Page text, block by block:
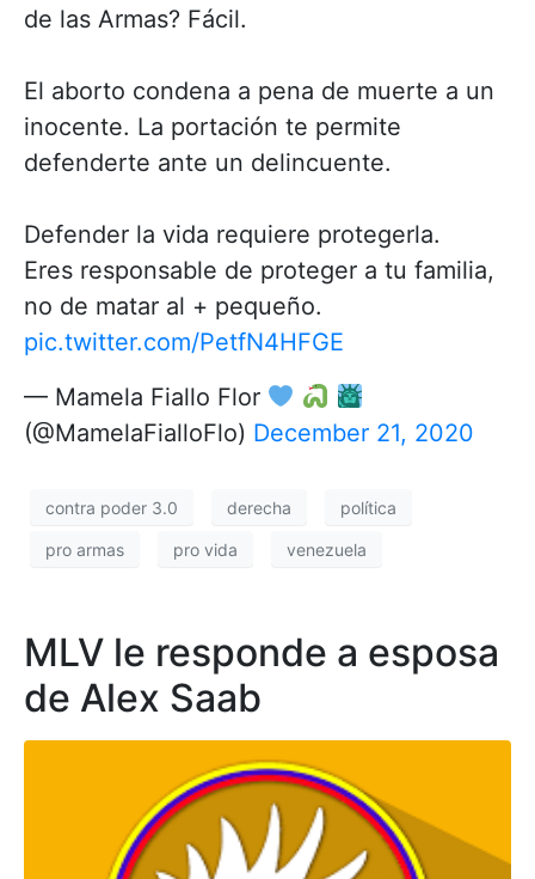
de las Armas? Fácil.
El aborto condena a pena de muerte a un
inocente. La portación te permite
defenderte ante un delincuente.
Defender la vida requiere protegerla.
Eres responsable de proteger a tu familia,
no de matar al + pequeño.
pic.twitter.com/PetfN4HFGE
— Mamela Fiallo Flor
(@MamelaFialloFlo) December 21, 2020
contra poder 3.0 derecha política
pro armas pro vida venezuela
MLV le responde a esposa
de Alex Saab